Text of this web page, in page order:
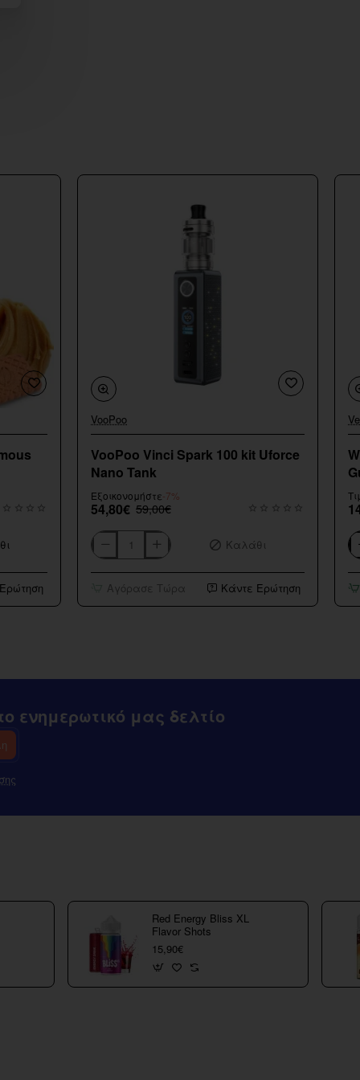
Εξαντληθηκε
VooPoo
VooPoo Vinci Spark 100 kit Uforce
Nano Tank
Εξοικονομήστε-7%
54,80€ 59,00€
VooPoo
Vinci
Spark
Καλάθι
Αγόρασε Τώρα Κάντε Ερώτηση
ενημερωτικό μας δελτίο
Red Energy Bliss XL
Flavor Shots
15,90€